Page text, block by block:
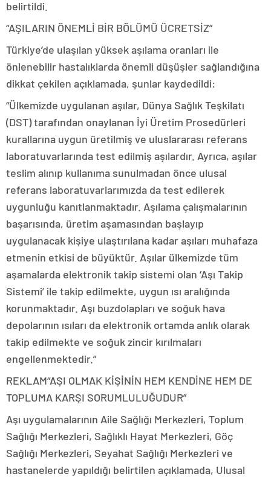
belirtildi.
“AŞILARIN ÖNEMLİ BİR BÖLÜMÜ ÜCRETSİZ”
Türkiye’de ulaşılan yüksek aşılama oranları ile
önlenebilir hastalıklarda önemli düşüşler sağlandığına
dikkat çekilen açıklamada, şunlar kaydedildi:
“Ülkemizde uygulanan aşılar, Dünya Sağlık Teşkilatı
(DST) tarafından onaylanan İyi Üretim Prosedürleri
kurallarına uygun üretilmiş ve uluslararası referans
laboratuvarlarında test edilmiş aşılardır. Ayrıca, aşılar
teslim alınıp kullanıma sunulmadan önce ulusal
referans laboratuvarlarımızda da test edilerek
uygunluğu kanıtlanmaktadır. Aşılama çalışmalarının
başarısında, üretim aşamasından başlayıp
uygulanacak kişiye ulaştırılana kadar aşıları muhafaza
etmenin etkisi de büyüktür. Aşılar ülkemizde tüm
aşamalarda elektronik takip sistemi olan ‘Aşı Takip
Sistemi’ ile takip edilmekte, uygun ısı aralığında
korunmaktadır. Aşı buzdolapları ve soğuk hava
depolarının ısıları da elektronik ortamda anlık olarak
takip edilmekte ve soğuk zincir kırılmaları
engellenmektedir.”
REKLAM“AŞI OLMAK KİŞİNİN HEM KENDİNE HEM DE
TOPLUMA KARŞI SORUMLULUĞUDUR”
Aşı uygulamalarının Aile Sağlığı Merkezleri, Toplum
Sağlığı Merkezleri, Sağlıklı Hayat Merkezleri, Göç
Sağlığı Merkezleri, Seyahat Sağlığı Merkezleri ve
hastanelerde yapıldığı belirtilen açıklamada, Ulusal